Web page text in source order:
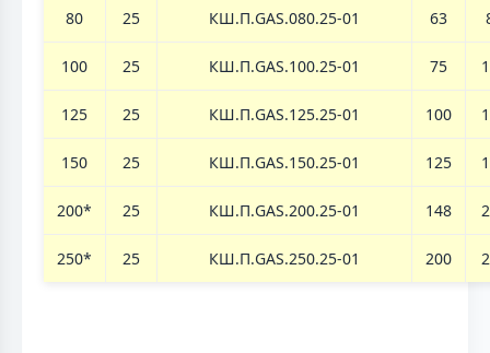
80 25 КШ.П.GAS.080.25-01 63
100 25 КШ.П.GAS.100.25-01 75
125 25 КШ.П.GAS.125.25-01 100
150 25 КШ.П.GAS.150.25-01 125
200* 25 КШ.П.GAS.200.25-01 148
250* 25 КШ.П.GAS.250.25-01 200